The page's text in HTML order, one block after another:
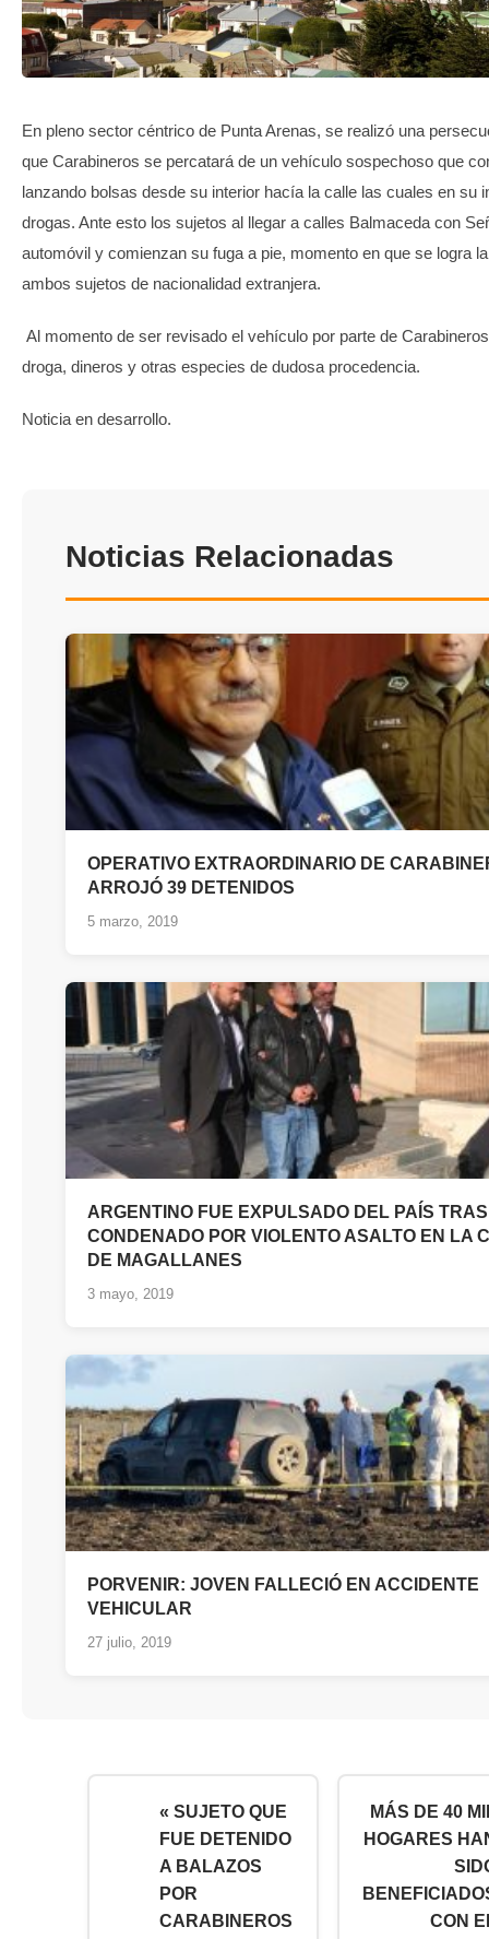
TRANSPARENCIA
En pleno sector céntrico de Punta Arenas, se realizó una
que Carabineros se percatará de un vehículo sospechoso que
lanzando bolsas desde su interior hacía la calle las cuales en su
drogas. Ante esto los sujetos al llegar a calles Balmaceda con
automóvil y comienzan su fuga a pie, momento en que se logra
ambos sujetos de nacionalidad extranjera.
Al momento de ser revisado el vehículo por parte de
droga, dineros y otras especies de dudosa procedencia.
Noticia en desarrollo.
Noticias Relacionadas
OPERATIVO EXTRAORDINARIO DE
ARROJÓ 39 DETENIDOS
5 marzo, 2019
ARGENTINO FUE EXPULSADO DEL PAÍS
CONDENADO POR VIOLENTO ASALTO EN LA
DE MAGALLANES
3 mayo, 2019
PORVENIR: JOVEN FALLECIÓ EN ACCIDENTE
VEHICULAR
27 julio, 2019
« SUJETO QUE
FUE DETENIDO
A BALAZOS
POR
CARABINEROS
MÁS DE 40
HOGARES
CON